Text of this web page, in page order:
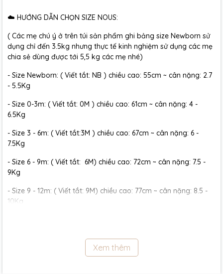
☁️ HƯỚNG DẪN CHỌN SIZE NOUS:
( Các mẹ chú ý ở trên túi sản phẩm ghi bảng size Newborn sử
dụng chỉ đến 3.5kg nhưng thực tế kinh nghiệm sử dụng các mẹ
chia sẻ dùng được tới 5,5 kg các mẹ nhé)
- Size Newborn: ( Viết tắt: NB ) chiều cao: 55cm ~ cân nặng: 2.7
- 5.5Kg
- Size 0-3m: ( Viết tắt: 0M ) chiều cao: 61cm ~ cân nặng: 4 -
6.5Kg
- Size 3 - 6m: ( Viết tắt:3M ) chiều cao: 67cm ~ cân nặng: 6 -
7.5Kg
- Size 6 - 9m: ( Viết tắt: 6M) chiều cao: 72cm ~ cân nặng: 7.5 -
9Kg
- Size 9 - 12m: ( Viết tắt: 9M) chiều cao: 77cm ~ cân nặng: 8.5 -
10Kg
- Size 18 - 24m:( Viết tắt: 18M) chiều cao: 86cm ~ cân nặng: 11.5 -
Xem thêm